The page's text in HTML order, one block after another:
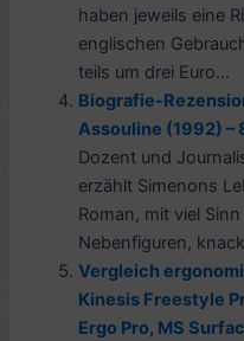
haben jeweils eine
englischen
teils um drei Euro...
Biografie-
Assouline (1992) –
Dozent und
erzählt Simenons
Roman, mit viel
Nebenfiguren,
Vergleich
Kinesis Freestyle
Ergo Pro, MS